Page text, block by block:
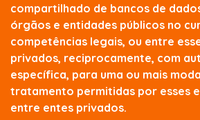
compartilhado de bancos de
órgãos e entidades públicos no
competências legais, ou entre
privados, reciprocamente, com
específica, para uma ou mais
tratamento permitidas por esses
entre entes privados.